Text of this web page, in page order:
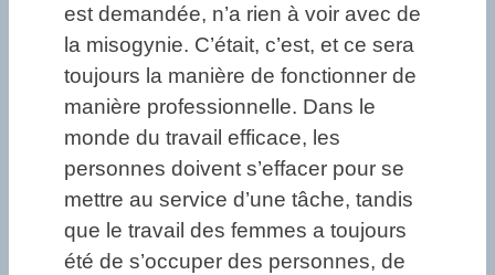
est demandée, n’a rien à voir avec de
la misogynie. C’était, c’est, et ce sera
toujours la manière de fonctionner de
manière professionnelle. Dans le
monde du travail efficace, les
personnes doivent s’effacer pour se
mettre au service d’une tâche, tandis
que le travail des femmes a toujours
été de s’occuper des personnes, de